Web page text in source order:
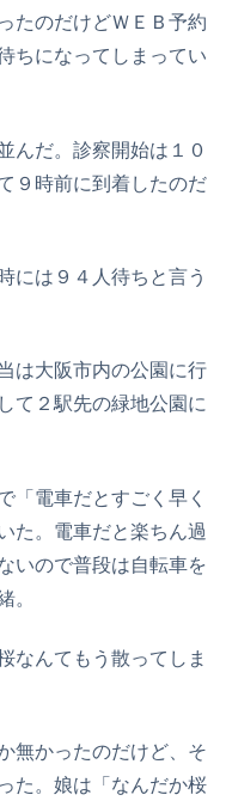
たのだけどＷＥＢ予約
ちになってしまってい
んだ。診察開始は１０
９時前に到着したのだ
には９４人待ちと言う
は大阪市内の公園に行
て２駅先の緑地公園に
「電車だとすごく早く
た。電車だと楽ちん過
いので普段は自転車を
。
なんてもう散ってしま
無かったのだけど、そ
た。娘は「なんだか桜